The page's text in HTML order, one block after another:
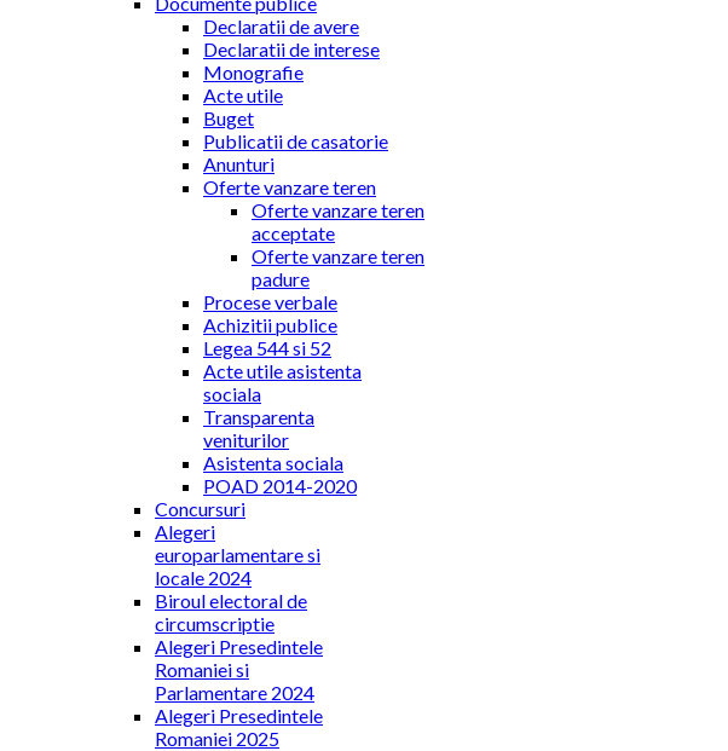
Declaratii de avere
Declaratii de interese
Monografie
Acte utile
Buget
Publicatii de casatorie
Anunturi
Oferte vanzare teren
Oferte vanzare teren
acceptate
Oferte vanzare teren
padure
Procese verbale
Achizitii publice
Legea 544 si 52
Acte utile asistenta
sociala
Transparenta
veniturilor
Asistenta sociala
POAD 2014-2020
Concursuri
Alegeri
europarlamentare si
locale 2024
Biroul electoral de
circumscriptie
Alegeri Presedintele
Romaniei si
Parlamentare 2024
Alegeri Presedintele
Romaniei 2025